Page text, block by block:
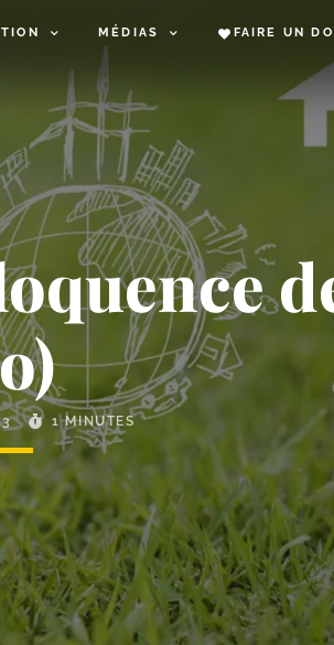
MÉDIAS FAIRE UN
1 MINUTES